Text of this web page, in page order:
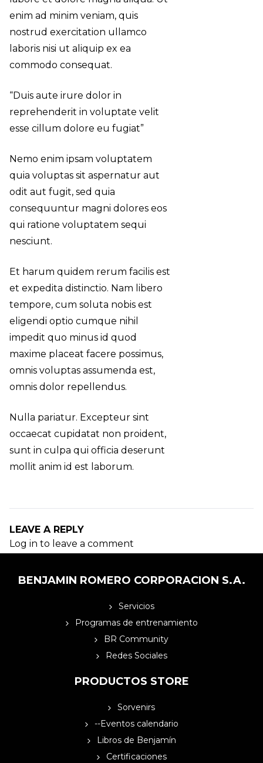
enim ad minim veniam, quis
nostrud exercitation ullamco
laboris nisi ut aliquip ex ea
commodo consequat.
“Duis aute irure dolor in
reprehenderit in voluptate velit
esse cillum dolore eu fugiat”
Nemo enim ipsam voluptatem
quia voluptas sit aspernatur aut
odit aut fugit, sed quia
consequuntur magni dolores eos
qui ratione voluptatem sequi
nesciunt.
Et harum quidem rerum facilis est
et expedita distinctio. Nam libero
tempore, cum soluta nobis est
eligendi optio cumque nihil
impedit quo minus id quod
maxime placeat facere possimus,
omnis voluptas assumenda est,
omnis dolor repellendus.
Nulla pariatur. Excepteur sint
occaecat cupidatat non proident,
sunt in culpa qui officia deserunt
mollit anim id est laborum.
LEAVE A REPLY
Log in to leave a comment
BENJAMIN ROMERO CORPORACION S.A.
Servicios
Programas de entrenamiento
BR Community
Redes Sociales
PRODUCTOS STORE
Sorvenirs
--Eventos calendario
Libros de Benjamín
Certificaciones